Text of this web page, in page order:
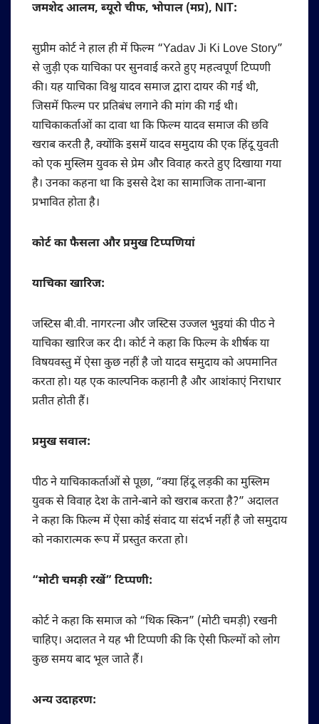
जमशेद आलम, ब्यूरो चीफ, भोपाल (मप्र), NIT:
सुप्रीम कोर्ट ने हाल ही में फिल्म “Yadav Ji Ki Love Story”
से जुड़ी एक याचिका पर सुनवाई करते हुए महत्वपूर्ण टिप्पणी
की। यह याचिका विश्व यादव समाज द्वारा दायर की गई थी,
जिसमें फिल्म पर प्रतिबंध लगाने की मांग की गई थी।
याचिकाकर्ताओं का दावा था कि फिल्म यादव समाज की छवि
खराब करती है, क्योंकि इसमें यादव समुदाय की एक हिंदू युवती
को एक मुस्लिम युवक से प्रेम और विवाह करते हुए दिखाया गया
है। उनका कहना था कि इससे देश का सामाजिक ताना-बाना
प्रभावित होता है।
कोर्ट का फैसला और प्रमुख टिप्पणियां
याचिका खारिज:
जस्टिस बी.वी. नागरत्ना और जस्टिस उज्जल भुइयां की पीठ ने
याचिका खारिज कर दी। कोर्ट ने कहा कि फिल्म के शीर्षक या
विषयवस्तु में ऐसा कुछ नहीं है जो यादव समुदाय को अपमानित
करता हो। यह एक काल्पनिक कहानी है और आशंकाएं निराधार
प्रतीत होती हैं।
प्रमुख सवाल:
पीठ ने याचिकाकर्ताओं से पूछा, “क्या हिंदू लड़की का मुस्लिम
युवक से विवाह देश के ताने-बाने को खराब करता है?” अदालत
ने कहा कि फिल्म में ऐसा कोई संवाद या संदर्भ नहीं है जो समुदाय
को नकारात्मक रूप में प्रस्तुत करता हो।
“मोटी चमड़ी रखें” टिप्पणी:
कोर्ट ने कहा कि समाज को “थिक स्किन” (मोटी चमड़ी) रखनी
चाहिए। अदालत ने यह भी टिप्पणी की कि ऐसी फिल्मों को लोग
कुछ समय बाद भूल जाते हैं।
अन्य उदाहरण: